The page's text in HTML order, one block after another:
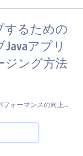
するための
アプリ
ジング方法
フォーマンスの向上 ,